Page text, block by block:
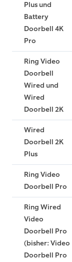
Plus und
Battery
Doorbell 4K
Pro
Ring Video
Doorbell
Wired und
Wired
Doorbell 2K
Wired
Doorbell 2K
Plus
Ring Video
Doorbell Pro
Ring Wired
Video
Doorbell Pro
(bisher: Video
Doorbell Pro